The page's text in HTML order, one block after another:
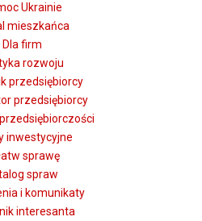
Ukrainie
mieszkańca
Dla firm
rozwoju
przedsiębiorcy
przedsiębiorcy
inwestycyjne
sprawę
spraw
i komunikaty
interesanta